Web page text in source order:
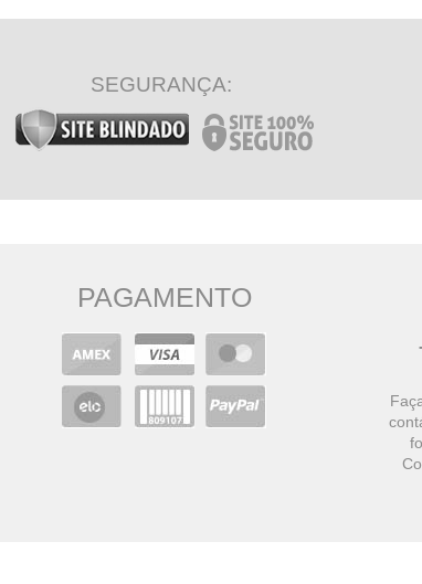
SEGURANÇA:
PAGAMENTO